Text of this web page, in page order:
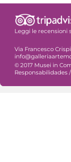
Leggi le recensioni
Via Francesco
© 2017 Musei in
Responsabilidades /